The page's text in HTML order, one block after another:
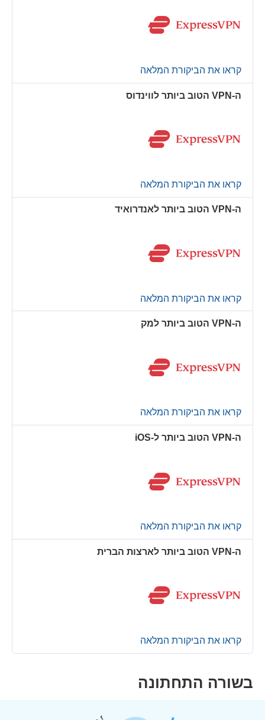
קראו את הביקורת המלאה
ה-VPN הטוב ביותר לווינדוס
קראו את הביקורת המלאה
ה-VPN הטוב ביותר לאנדרואיד
קראו את הביקורת המלאה
ה-VPN הטוב ביותר למק
קראו את הביקורת המלאה
ה-VPN הטוב ביותר ל-iOS
קראו את הביקורת המלאה
ה-VPN הטוב ביותר לארצות הברית
קראו את הביקורת המלאה
בשורה התחתונה